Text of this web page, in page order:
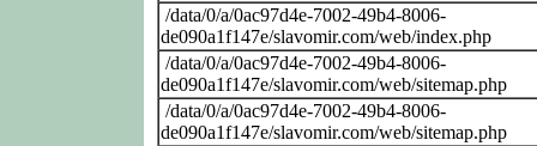
/data/0/a/0ac97d4e-7002-49b4-8006-
de090a1f147e/slavomir.com/web/index.php
/data/0/a/0ac97d4e-7002-49b4-8006-
de090a1f147e/slavomir.com/web/sitemap.php
/data/0/a/0ac97d4e-7002-49b4-8006-
de090a1f147e/slavomir.com/web/sitemap.php